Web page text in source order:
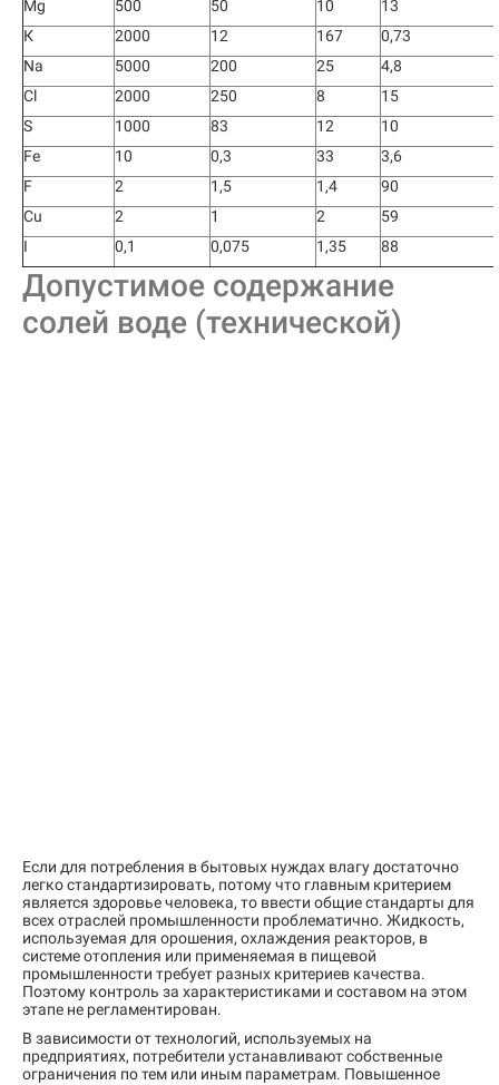
Mg
500 50 10
13
К
2000 12 167
0,73
Na
5000 200 25
4,8
Cl
2000 250 8
15
S
1000 83 12
10
Fe
10 0,3 33
3,6
F
2 1,5 1,4
90
Cu
2 1 2
59
I
0,1 0,075 1,35 88
Допустимое содержание
солей воде (технической)
Если для потребления в бытовых нуждах влагу достаточно
легко стандартизировать, потому что главным критерием
является здоровье человека, то ввести общие стандарты для
всех отраслей промышленности проблематично. Жидкость,
используемая для орошения, охлаждения реакторов, в
системе отопления или применяемая в пищевой
промышленности требует разных критериев качества.
Поэтому контроль за характеристиками и составом на этом
этапе не регламентирован.
В зависимости от технологий, используемых на
предприятиях, потребители устанавливают собственные
ограничения по тем или иным параметрам. Повышенное